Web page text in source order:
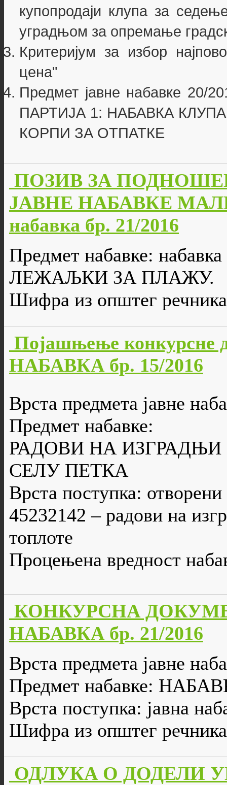
купопродаји клупа за
уградњом за опремање
Критеријум за избор
цена"
Предмет јавне набавке 20/
ПАРТИЈА 1: НАБАВКА
КОРПИ ЗА ОТПАТКЕ
ПОЗИВ ЗА
ЈАВНЕ НАБАВКЕ
набавка бр. 21/2016
Предмет набавке:
ЛЕЖАЉКИ ЗА ПЛАЖУ.
Шифра из општег
Појашњење конкурсне
НАБАВКА бр. 15/2016
Врста предмета јавне
Предмет набавке:
РАДОВИ НА
СЕЛУ ПЕТКА
Врста поступка:
45232142 – радови на
топлоте
Процењена вредност
КОНКУРСНА
НАБАВКА бр. 21/2016
Врста предмета јавне
Предмет набавке:
Врста поступка: јавна
Шифра из општег
ОДЛУКА О ДОДЕЛИ